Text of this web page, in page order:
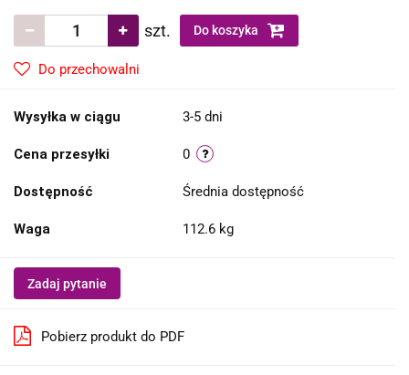
szt. Do koszyka
Do przechowalni
Wysyłka w ciągu 3-5 dni
Cena przesyłki 0
Dostępność Średnia dostępność
Waga 112.6 kg
Zadaj pytanie
Pobierz produkt do PDF